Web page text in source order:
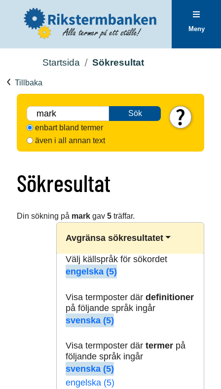
Meny
Startsida Sökresultat
Tillbaka
Sök
enbart bland termer
även i all annan text
Sökresultat
Din sökning på markgav 5träffar.
Avgränsa sökresultatet
Välj källspråk för sökordet
engelska (5)
Visa termposter där definitioner
på följande språk ingår
svenska (5)
Visa termposter där termerpå
följande språk ingår
svenska (5)
engelska (5)